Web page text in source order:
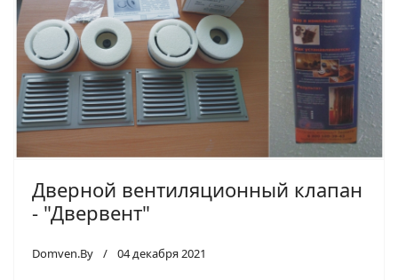
Дверной вентиляционный клапан
- "Двервент"
Domven.By 04 декабря 2021